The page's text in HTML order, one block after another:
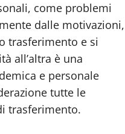
come problemi
dalle motivazioni,
trasferimento e si
all’altra è una
e personale
tutte le
trasferimento.